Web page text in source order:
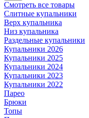
Смотреть все товары
Слитные купальники
Верх купальника
Низ купальника
Раздельные купальники
Купальники 2026
Купальники 2025
Купальники 2024
Купальники 2023
Купальники 2022
Парео
Брюки
Топы